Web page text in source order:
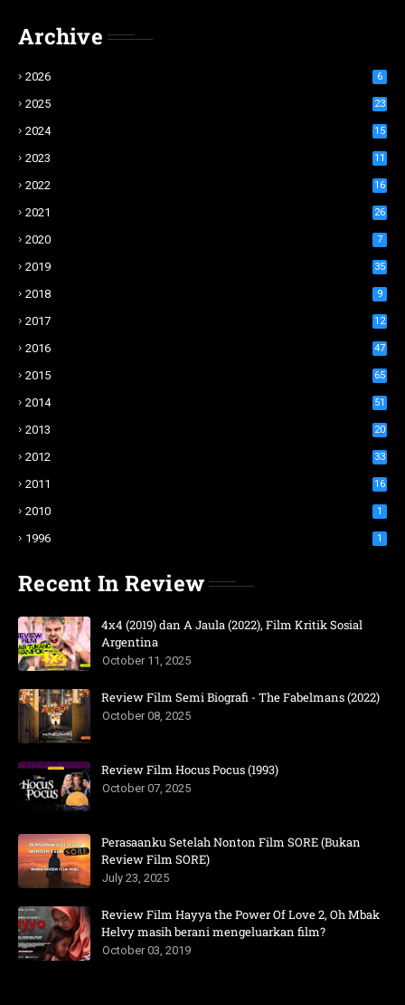
Archive
2026 6
2025 23
2024 15
2023 11
2022 16
2021 26
2020 7
2019 35
2018 9
2017 12
2016 47
2015 65
2014 51
2013 20
2012 33
2011 16
2010 1
1996 1
Recent In Review
4x4 (2019) dan A Jaula (2022), Film Kritik Sosial
Argentina
October 11, 2025
Review Film Semi Biografi - The Fabelmans (2022)
October 08, 2025
Review Film Hocus Pocus (1993)
October 07, 2025
Perasaanku Setelah Nonton Film SORE (Bukan
Review Film SORE)
July 23, 2025
Review Film Hayya the Power Of Love 2, Oh Mbak
Helvy masih berani mengeluarkan film?
October 03, 2019